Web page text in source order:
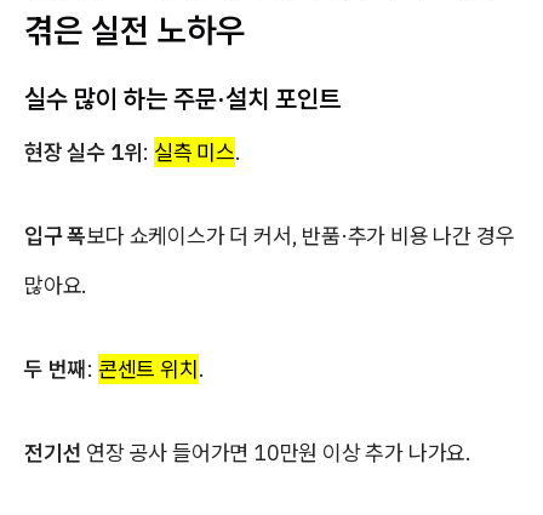
겪은 실전 노하우
실수 많이 하는 주문·설치 포인트
현장 실수 1위: 실측 미스.
입구 폭보다 쇼케이스가 더 커서, 반품·추가 비용 나간 경우
많아요.
두 번째: 콘센트 위치.
전기선 연장 공사 들어가면 10만원 이상 추가 나가요.